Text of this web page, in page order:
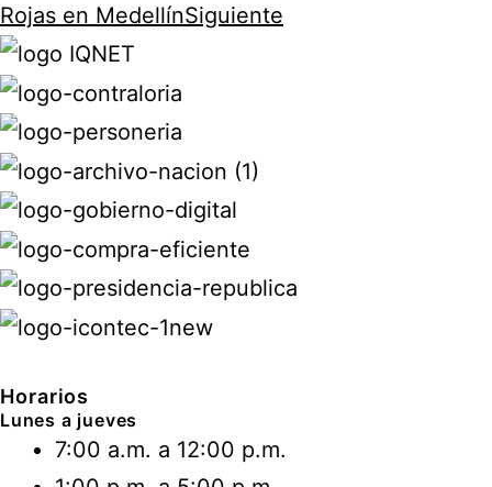
Rojas en MedellínSiguiente
Horarios
Lunes a jueves
7:00 a.m. a 12:00 p.m.